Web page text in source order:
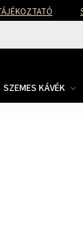
SZEMES KÁVÉK